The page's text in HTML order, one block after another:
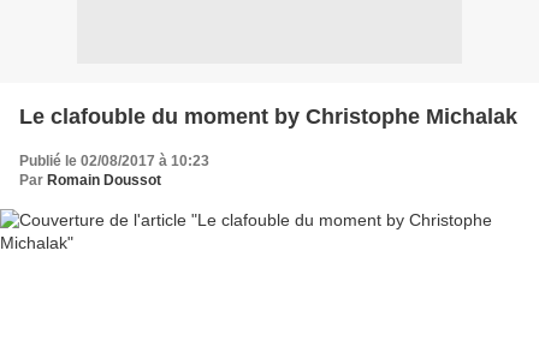
Le clafouble du moment by Christophe Michalak
Publié le 02/08/2017 à 10:23
Par Romain Doussot